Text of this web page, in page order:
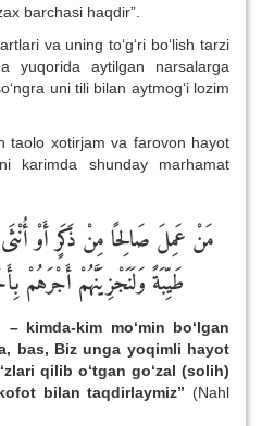
barchasi haqdir”.
va uning to‘g‘ri bo‘lish tarzi
yuqorida aytilgan narsalarga
uni tili bilan aytmog‘i lozim
taolo xotirjam va farovon hayot
karimda shunday marhamat
مَنْ عَمِلَ صَالِحًا مِنْ ذَكَرٍ أَوْ
طَيِّبَةً وَلَنَجْزِيَنَّهُمْ أَجْرَهُمْ
kimda-kim mo‘min bo‘lgan
bas, Biz unga yoqimli hayot
qilib o‘tgan go‘zal (solih)
bilan taqdirlaymiz” (Nahl